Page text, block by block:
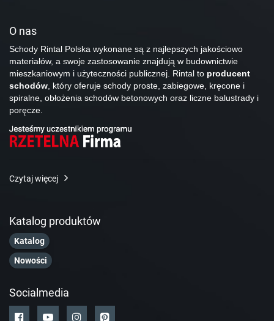
O nas
Schody Rintal Polska wykonane są z najlepszych jakościowo
materiałów, a swoje zastosowanie znajdują w budownictwie
mieszkaniowym i użyteczności publicznej. Rintal to producent
schodów, który oferuje schody proste, zabiegowe, kręcone i
spiralne, obłożenia schodów betonowych oraz liczne balustrady i
poręcze.
Czytaj więcej
Katalog produktów
Katalog
Nowości
Socialmedia